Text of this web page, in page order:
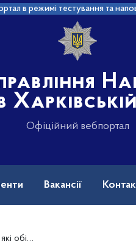
в режимі тестування та
Офіційний вебпортал
Вакансії
знак